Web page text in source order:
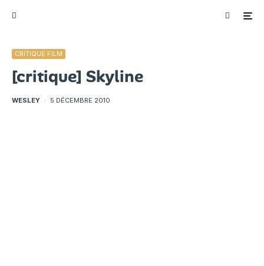
CRITIQUE FILM
[critique] Skyline
WESLEY · 5 DÉCEMBRE 2010